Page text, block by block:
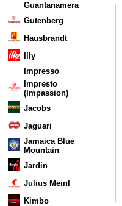
Guantanamera
Gutenberg
Hausbrandt
Illy
Impresso
Impresto
(Impassion)
Jacobs
Jaguari
Jamaica Blue
Mountain
Jardin
Julius Meinl
Kimbo